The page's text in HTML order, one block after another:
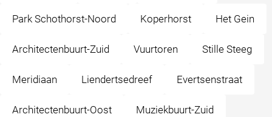
Park Schothorst-Noord Koperhorst Het Gein
Architectenbuurt-Zuid Vuurtoren Stille Steeg
Meridiaan Liendertsedreef Evertsenstraat
Architectenbuurt-Oost Muziekbuurt-Zuid